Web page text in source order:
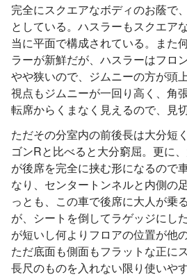
完全にスクエアなボディのお蔭で
としている。ハスラーもスクエア
当に平面で構成されている。また
ラーが新鮮だが、ハスラーはフロ
やや狭いので、ジムニーの方が頭
視点もジムニーが一回り高く、角
転席からくまなく見えるので、見
ただその分室内の前後長は大分短
ゴンRと比べると大分窮屈。更に
が後席を完全に挟む形になるので
なり、センタートンネルと内側の
っとも、この車で後席に大人が乗
が、シートを倒してラゲッジにし
が短いし何よりフロアの位置が他
ただ底面も側面もフラットな正に
長尺のものを入れない限り使いや